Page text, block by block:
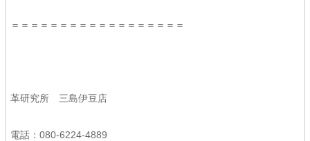
＝＝＝＝＝＝＝＝＝＝＝＝＝＝＝＝＝＝
革研究所 三島伊豆店
電話：080-6224-4889